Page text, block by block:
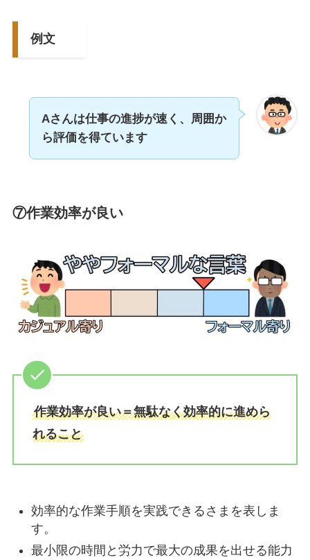
例文
Aさんは仕事の進捗が速く、 周囲か
ら評価を得ています
⑦作業効率が良い
作業効率が良い＝無駄なく効率的に進めら
れること
効率的な作業手順を実践できるさまを表しま
す。
最小限の時間と労力で最大の成果を出せる能力